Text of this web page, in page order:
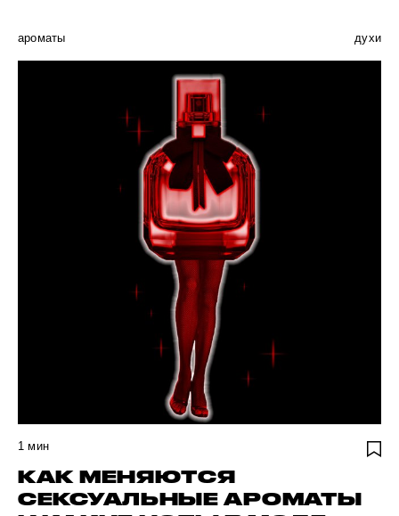
ароматы духи
1 мин
КАК МЕНЯЮТСЯ
СЕКСУАЛЬНЫЕ АРОМАТЫ